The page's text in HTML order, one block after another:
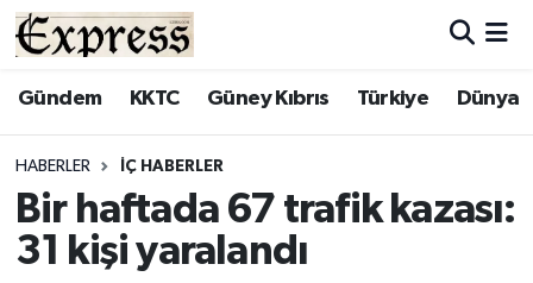
Gündem KKTC Güney Kıbrıs Türkiye Dünya
HABERLER İÇ HABERLER
Bir haftada 67 trafik kazası:
31 kişi yaralandı
ALAYKÖY
BİLİM
ÇATALKÖY
Hava Durumu
Süper Lig Puan Durumu ve Fikstür
Tüm Manşetler